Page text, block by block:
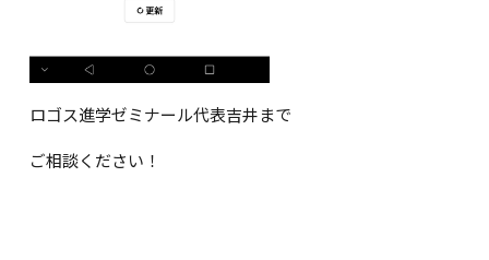
ロゴス進学ゼミナール代表吉井まで
ご相談ください！